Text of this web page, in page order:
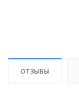
ОТЗЫВЫ